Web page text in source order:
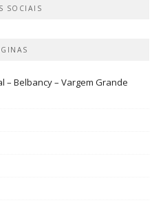
SOCIAIS
Belbancy – Vargem Grande